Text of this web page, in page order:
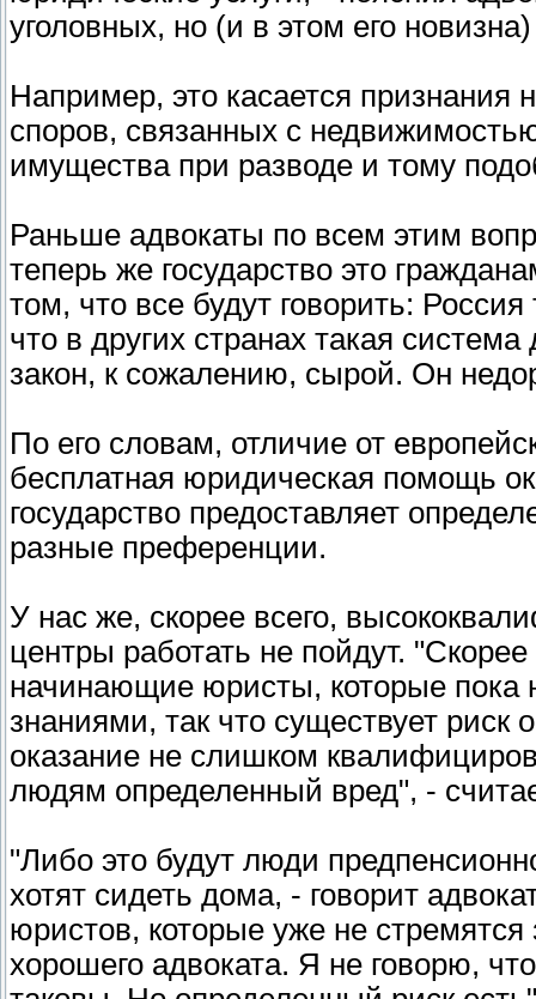
уголовных, но (и в этом его
Например, это касается признания
споров, связанных с
имущества при разводе и тому
Раньше адвокаты по всем этим
теперь же государство это
том, что все будут говорить:
что в других странах такая
закон, к сожалению, сырой. Он
По его словам, отличие от
бесплатная юридическая помощь
государство предоставляет
разные преференции.
У нас же, скорее всего,
центры работать не пойдут.
начинающие юристы, которые
знаниями, так что существует риск
оказание не слишком
людям определенный вред", -
"Либо это будут люди
хотят сидеть дома, - говорит
юристов, которые уже не
хорошего адвоката. Я не говорю,